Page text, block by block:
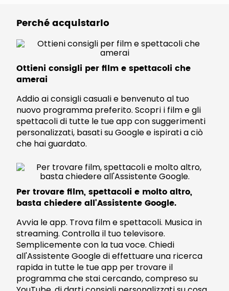
Perché acquistarlo
Ottieni consigli per film e spettacoli che
amerai
Addio ai consigli casuali e benvenuto al tuo
nuovo programma preferito. Scopri i film e gli
spettacoli di tutte le tue app con suggerimenti
personalizzati, basati su Google e ispirati a ciò
che hai guardato.
Per trovare film, spettacoli e molto altro,
basta chiedere all'Assistente Google.
Avvia le app. Trova film e spettacoli. Musica in
streaming. Controlla il tuo televisore.
Semplicemente con la tua voce. Chiedi
all'Assistente Google di effettuare una ricerca
rapida in tutte le tue app per trovare il
programma che stai cercando, compreso su